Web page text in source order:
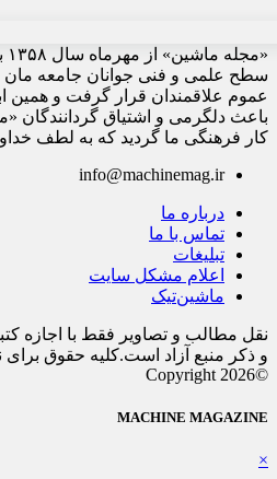
سطح علمی و فنی جوانان جامعه مان
عموم علاقمندان قرار گرفت و همین
باعث دلگرمی و اشتیاق گردانندگان
کار فرهنگی ما گردید که به لطف
info@machinemag.ir
درباره ما
تماس با ما
تبلیغات
اعلام مشکل سایت
ماشین‌تیک
نقل مطالب و تصاویر فقط با اجازه
و ذکر منبع آزاد است.کلیه حقوق
©Copyright 2026
MACHINE MAGAZINE
×